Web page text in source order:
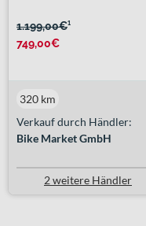
1.199,00€¹
749,00€
Verkauf durch Händler:
Bike Market GmbH
320 km
2 weitere Händler